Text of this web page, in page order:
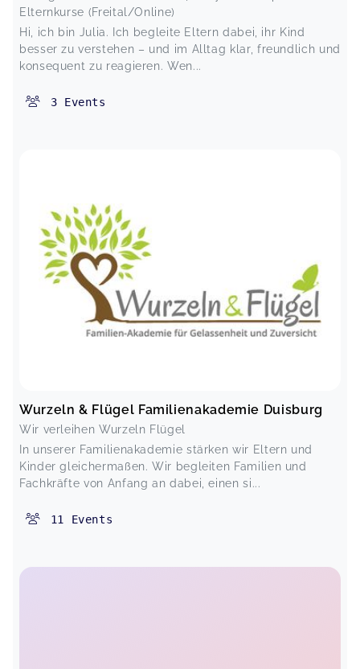
Elternkurse (Freital/Online)
Hi, ich bin Julia. Ich begleite Eltern dabei, ihr Kind
besser zu verstehen – und im Alltag klar, freundlich und
konsequent zu reagieren. Wen...
3 Events
Wurzeln & Flügel Familienakademie Duisburg
Wir verleihen Wurzeln Flügel
In unserer Familienakademie stärken wir Eltern und
Kinder gleichermaßen. Wir begleiten Familien und
Fachkräfte von Anfang an dabei, einen si...
11 Events